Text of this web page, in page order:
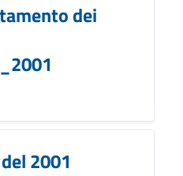
dei
2001